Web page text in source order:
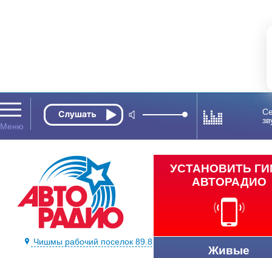
Чишмы рабочий поселок 89.8 FM
УСТАНОВИТЬ
АВТОРАДИО
Живые